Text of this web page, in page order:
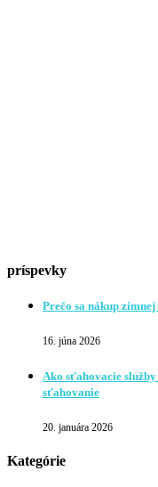
príspevky
Prečo sa nákup
16. júna 2026
Ako sťahovacie
sťahovanie
20. januára 2026
Kategórie